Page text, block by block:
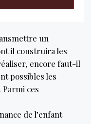
un
il construira les
encore faut-il
possibles les
ces
de l’enfant